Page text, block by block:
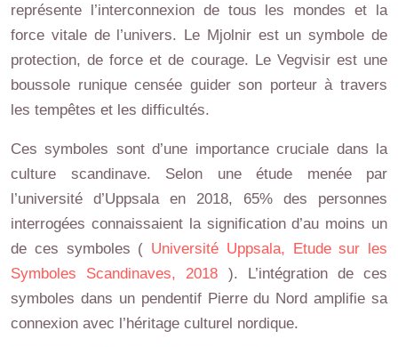
représente l’interconnexion de tous les mondes et la
force vitale de l’univers. Le Mjolnir est un symbole de
protection, de force et de courage. Le Vegvisir est une
boussole runique censée guider son porteur à travers
les tempêtes et les difficultés.
Ces symboles sont d’une importance cruciale dans la
culture scandinave. Selon une étude menée par
l’université d’Uppsala en 2018, 65% des personnes
interrogées connaissaient la signification d’au moins un
de ces symboles ( Université Uppsala, Etude sur les
Symboles Scandinaves, 2018 ). L’intégration de ces
symboles dans un pendentif Pierre du Nord amplifie sa
connexion avec l’héritage culturel nordique.